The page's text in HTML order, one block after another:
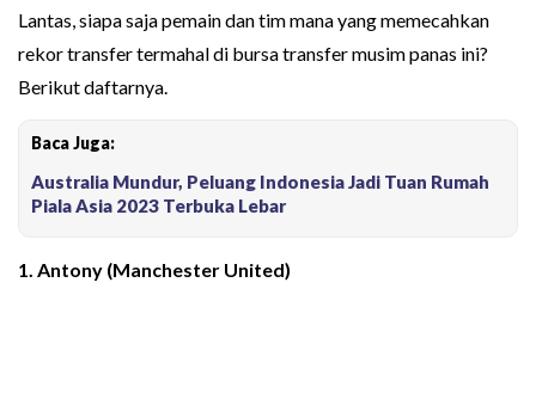
Lantas, siapa saja pemain dan tim mana yang memecahkan
rekor transfer termahal di bursa transfer musim panas ini?
Berikut daftarnya.
Baca Juga:
Australia Mundur, Peluang Indonesia Jadi Tuan Rumah
Piala Asia 2023 Terbuka Lebar
1. Antony (Manchester United)